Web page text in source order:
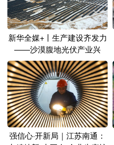
新华全媒+丨生产建设齐发力
——沙漠腹地光伏产业兴
强信心·开新局｜江苏南通：